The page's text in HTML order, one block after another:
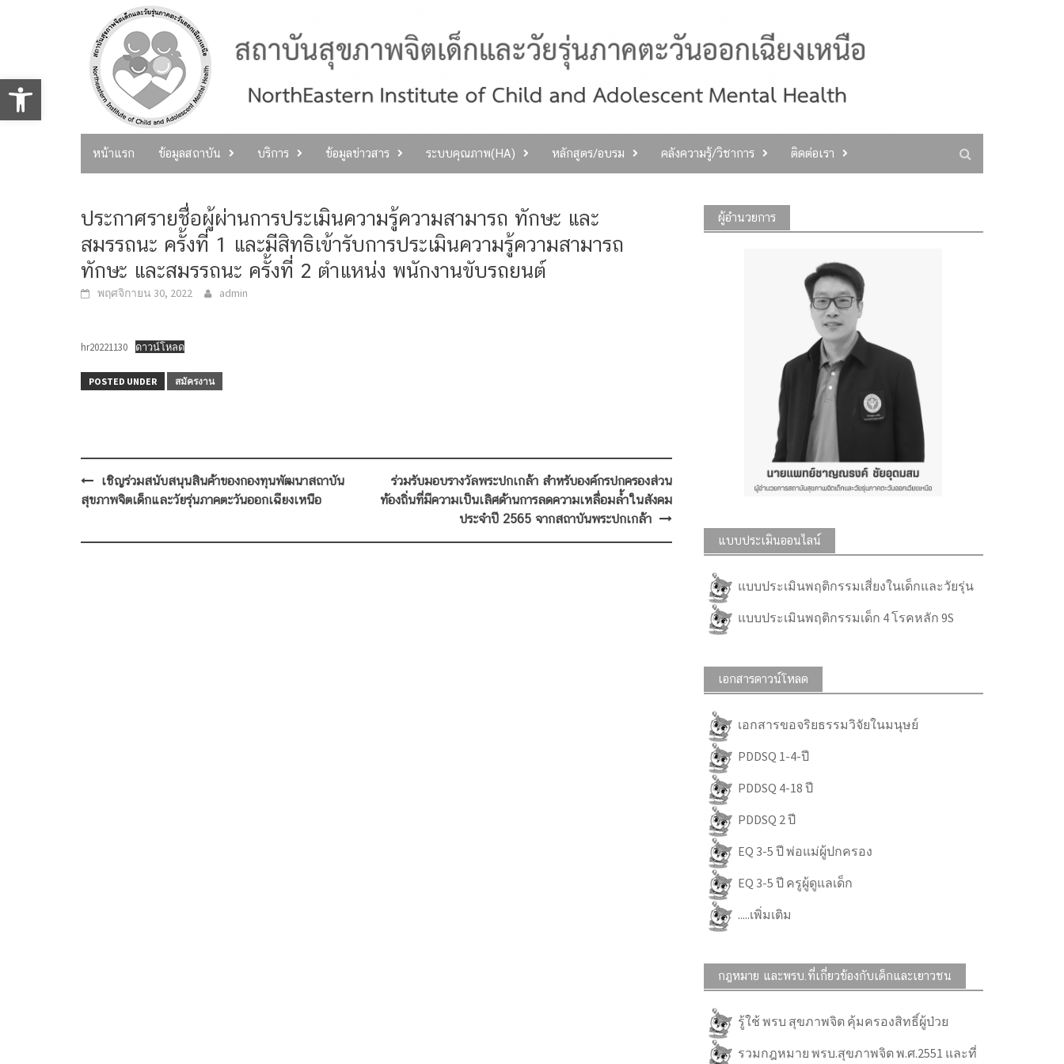
Open toolbar
หน้าแรก ข้อมูลสถาบัน บริการ ข้อมูลข่าวสาร ระบบคุณภาพ(HA) หลักสูตร/อบรม คลังความรู้/วิชาการ ติดต่อเรา
ประกาศรายชื่อผู้ผ่านการประเมินความรู้ความสามารถ ทักษะ และ
สมรรถนะ ครั้งที่ 1 และมีสิทธิเข้ารับการประเมินความรู้ความสามารถ
ทักษะ และสมรรถนะ ครั้งที่ 2 ตำแหน่ง พนักงานขับรถยนต์
พฤศจิกายน 30, 2022 admin
hr20221130 ดาวน์โหลด
POSTED UNDER สมัครงาน
Post
navigation
เชิญร่วมสนับสนุนสินค้าของกองทุนพัฒนาสถาบัน
สุขภาพจิตเด็กและวัยรุ่นภาคตะวันออกเฉียงเหนือ
ร่วมรับมอบรางวัลพระปกเกล้า สำหรับองค์กรปกครองส่วน
ท้องถิ่นที่มีความเป็นเลิศด้านการลดความเหลื่อมล้ำในสังคม
ประจำปี 2565 จากสถาบันพระปกเกล้า
ผู้อำนวยการ
แบบประเมินออนไลน์
แบบประเมินพฤติกรรมเสี่ยงในเด็กและวัยรุ่น
แบบประเมินพฤติกรรมเด็ก 4 โรคหลัก 9S
เอกสารดาวน์โหลด
เอกสารขอจริยธรรมวิจัยในมนุษย์
PDDSQ 1-4-ปี
PDDSQ 4-18 ปี
PDDSQ 2 ปี
EQ 3-5 ปี พ่อแม่ผู้ปกครอง
EQ 3-5 ปี ครูผู้ดูแลเด็ก
.....เพิ่มเติม
กฎหมาย และพรบ.ที่เกี่ยวข้องกับเด็กและเยาวชน
รู้ใช้ พรบ สุขภาพจิต คุ้มครองสิทธิ์ผู้ป่วย
รวมกฎหมาย พรบ.สุขภาพจิต พ.ศ.2551 และที่